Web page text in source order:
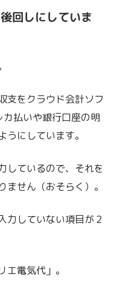
回しにしていま
支をクラウド会計ソフ
払いや銀行口座の明
にしています。
しているので、それを
せん（おそらく）。
力していない項目が２
電気代」。